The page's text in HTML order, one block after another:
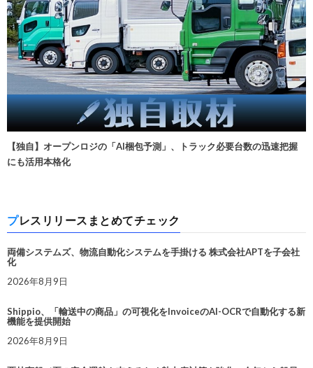
【独自】オープンロジの「AI梱包予測」、トラック必要台数の迅速把握
にも活用本格化
プレスリリースまとめてチェック
両備システムズ、物流自動化システムを手掛ける 株式会社APTを子会社
化
2026年8月9日
Shippio、「輸送中の商品」の可視化をInvoiceのAI-OCRで自動化する新
機能を提供開始
2026年8月9日